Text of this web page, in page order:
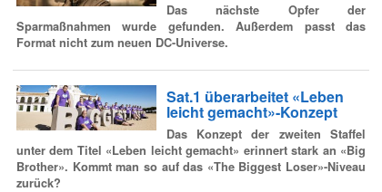
Das nächste Opfer der
Sparmaßnahmen wurde gefunden. Außerdem passt das
Format nicht zum neuen DC-Universe.
Sat.1 überarbeitet «Leben
leicht gemacht»-Konzept
Das Konzept der zweiten Staffel
unter dem Titel «Leben leicht gemacht» erinnert stark an «Big
Brother». Kommt man so auf das «The Biggest Loser»-Niveau
zurück?